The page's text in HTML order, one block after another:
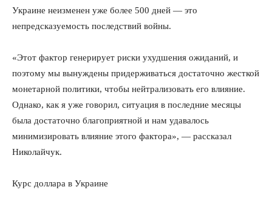
Украине неизменен уже более 500 дней — это
непредсказуемость последствий войны.
«Этот фактор генерирует риски ухудшения ожиданий, и
поэтому мы вынуждены придерживаться достаточно жесткой
монетарной политики, чтобы нейтрализовать его влияние.
Однако, как я уже говорил, ситуация в последние месяцы
была достаточно благоприятной и нам удавалось
минимизировать влияние этого фактора», — рассказал
Николайчук.
Курс доллара в Украине